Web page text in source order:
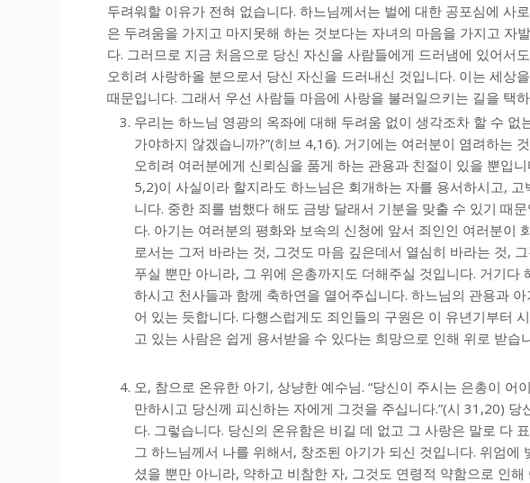
두려워할 이유가 전혀 없습니다. 하느님께서는 벌에 대한 공포심에 사
은 두려움을 가지고 마지못해 하는 것보다는 자녀의 마음을 가지고 자
다. 그러므로 지금 처음으로 당신 자신을 사람들에게 드러냄에 있어서
오히려 사랑하올 분으로서 당신 자신을 드러내신 것입니다. 이는 세상
때문입니다. 그래서 우선 사람들 마음에 사랑을 불러일으키는 길을 택
우리는 하느님 영광의 옥좌에 대해 두려움 없이 생각조차 할 수
가야하지 않겠습니까?”(히브 4,16). 거기에는 여러분이 염려하는
오히려 여러분에게 신뢰심을 품게 하는 관용과 친절이 있을 뿐입
5,2)이 사실이라 할지라도 하느님은 회개하는 자를 용서하시고,
니다. 중한 죄를 범했다 해도 금방 달래서 기분을 맞출 수 있기 때
다. 아기는 여러분의 평화와 보속의 신청에 앞서 죄인인 여러분이
로서는 그저 바라는 것, 그것도 마음 깊은데서 열심히 바라는 것,
푸실 뿐만 아니라, 그 위에 은총까지도 더해주실 것입니다. 거기
하시고 천사들과 함께 축하연을 열어주십니다. 하느님의 관용과
어 있는 듯합니다. 다행스럽게도 죄인들의 구원은 이 유년기부터
고 있는 사람은 쉽게 용서받을 수 있다는 희망으로 인해 위로 받습
오, 참으로 온유한 아기, 상냥한 예수님. “당신이 주시는 은총이
만하시고 당신께 피신하는 자에게 그것을 주십니다.”(시 31,20)
다. 그렇습니다. 당신의 온유함은 비길 데 없고 그 사랑은 말로 다
그 하느님께서 나를 위해서, 창조된 아기가 되신 것입니다. 위엄
셨을 뿐만 아니라, 약하고 비참한 자, 그것도 연령적 약함으로 인